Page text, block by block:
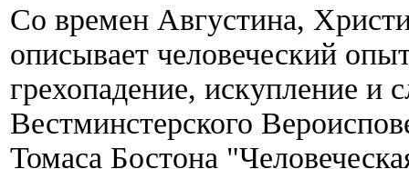
Со времен Августина,
описывает человеческий
грехопадение, искупление и
Вестминстерского
Томаса Бостона